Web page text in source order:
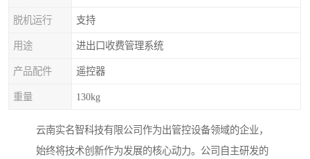
脱机运行 支持
用途 进出口收费管理系统
产品配件 遥控器
重量 130kg
云南实名智科技有限公司作为出管控设备领域的企业，
始终将技术创新作为发展的核心动力。公司自主研发的